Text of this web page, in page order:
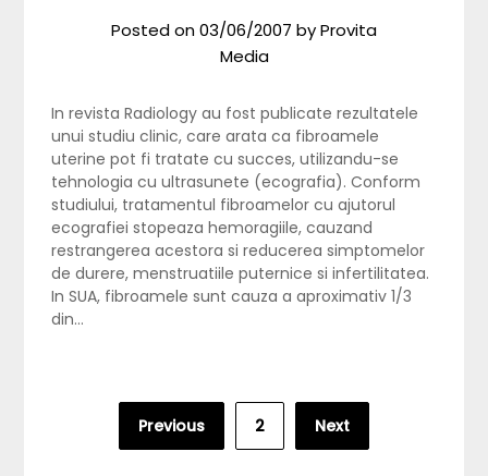
Posted on03/06/2007 byProvita
Media
In revista Radiology au fost publicate rezultatele
unui studiu clinic, care arata ca fibroamele
uterine pot fi tratate cu succes, utilizandu-se
tehnologia cu ultrasunete (ecografia). Conform
studiului, tratamentul fibroamelor cu ajutorul
ecografiei stopeaza hemoragiile, cauzand
restrangerea acestora si reducerea simptomelor
de durere, menstruatiile puternice si infertilitatea.
In SUA, fibroamele sunt cauza a aproximativ 1/3
din…
pagination
Previous 2 Next